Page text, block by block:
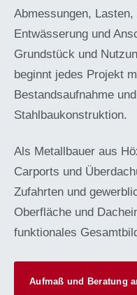
Abmessungen,
Entwässerung und
Grundstück und
beginnt jedes Projekt
Bestandsaufnahme
Stahlbaukonstruktion.
Als Metallbauer aus
Carports und
Zufahrten und
Oberfläche und
funktionales
Aufmaß und Beratung